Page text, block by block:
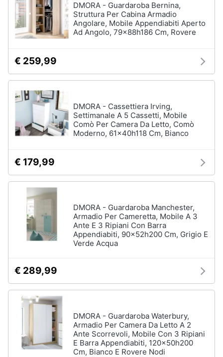
DMORA - Guardaroba Bernina,
Struttura Per Cabina Armadio
Angolare, Mobile Appendiabiti Aperto
Ad Angolo, 79x88h186 Cm, Rovere
€ 259,99
DMORA - Cassettiera Irving,
Settimanale A 5 Cassetti, Mobile
Comò Per Camera Da Letto, Comò
Moderno, 61x40h118 Cm, Bianco
€ 179,99
DMORA - Guardaroba Manchester,
Armadio Per Cameretta, Mobile A 3
Ante E 3 Ripiani Con Barra
Appendiabiti, 90x52h200 Cm, Grigio E
Verde Acqua
€ 289,99
DMORA - Guardaroba Waterbury,
Armadio Per Camera Da Letto A 2
Ante Scorrevoli, Mobile Con 3 Ripiani
E Barra Appendiabiti, 120x50h200
Cm, Bianco E Rovere Nodi